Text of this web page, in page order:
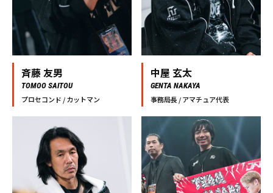
斉藤 友男
TOMOO SAITOU
プロセコンド / カットマン
中屋 玄太
GENTA NAKAYA
事務局長 / アマチュア代表